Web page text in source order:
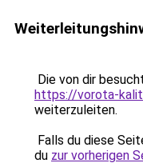
Die von dir
https://vorota-
weiterzuleiten.
Falls du diese
du zur vorherigen